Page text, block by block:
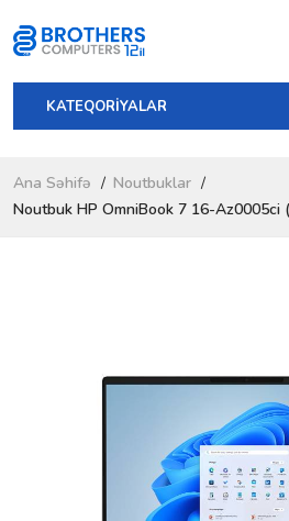
KATEQORİYALAR
Ana Səhifə
Noutbuklar
Noutbuk HP OmniBook 7 16-Az0005ci